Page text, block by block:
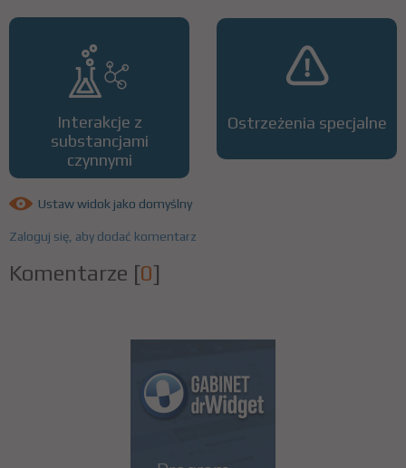
Interakcje z
substancjami
czynnymi
Ostrzeżenia specjalne
Ustaw widok jako domyślny
Zaloguj się, aby dodać komentarz
Komentarze [0]